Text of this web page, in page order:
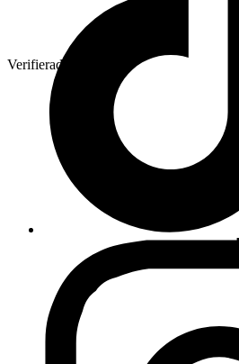
Verifierad